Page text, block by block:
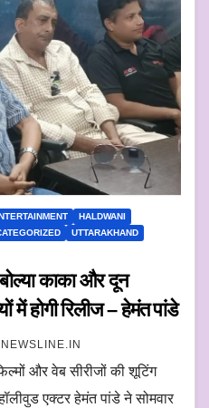
HALDWANI
UTTARAKHAND
बोल्या काका और दून
में होगी रिलीज – हेमंत पांडे
और वेब सीरीजों की शूटिंग
एक्टर हेमंत पांडे ने सोमवार